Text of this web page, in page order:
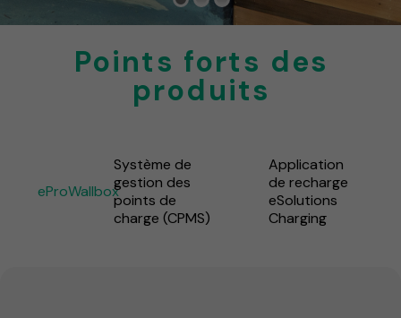
Points forts des
produits
eProWallbox
Système de
gestion des
points de
charge (CPMS)
Application
de recharge
eSolutions
Charging